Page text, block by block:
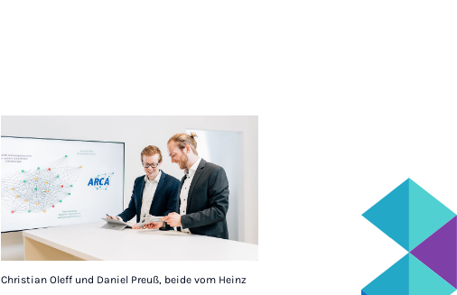
Christian Oleff und Daniel Preuß, beide vom Heinz